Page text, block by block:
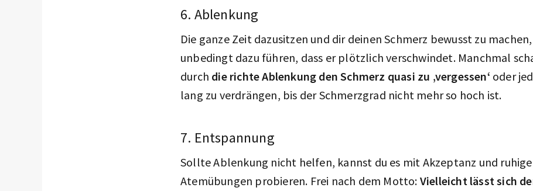
6. Ablenkung
Die ganze Zeit dazusitzen und dir deinen Schmerz bewusst zu
unbedingt dazu führen, dass er plötzlich verschwindet. Manchmal
durch die richte Ablenkung den Schmerz quasi zu ‚vergessen‘ oder
lang zu verdrängen, bis der Schmerzgrad nicht mehr so hoch ist.
7. Entspannung
Sollte Ablenkung nicht helfen, kannst du es mit Akzeptanz und
Atemübungen probieren. Frei nach dem Motto: Vielleicht lässt sich